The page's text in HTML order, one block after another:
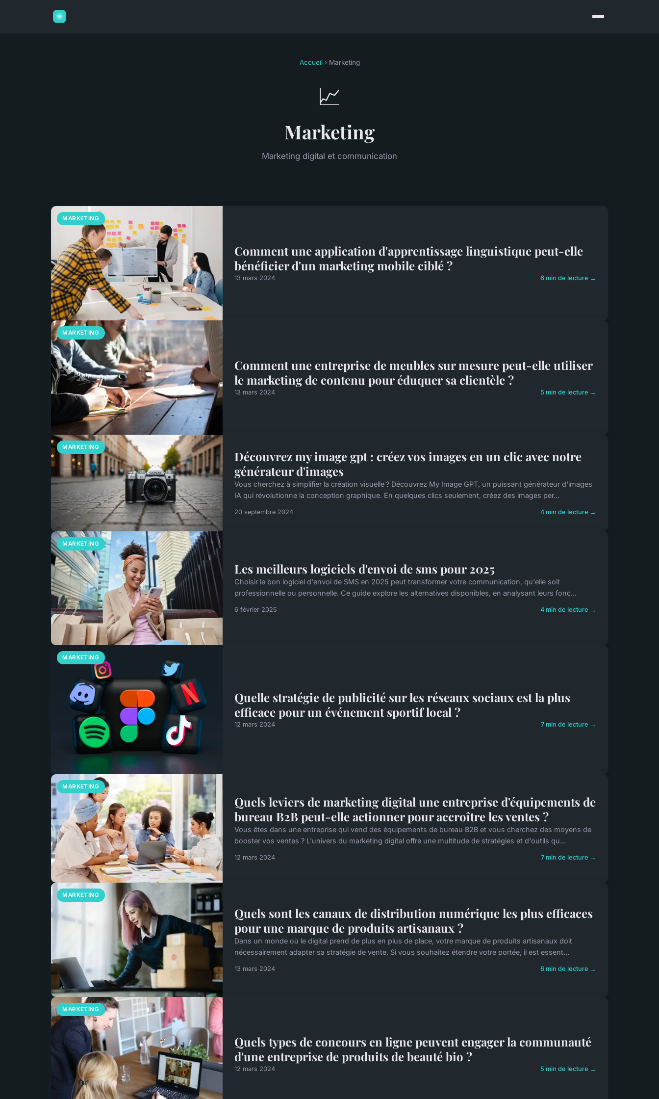
Accueil› Marketing
📈
Marketing
Marketing digital et communication
MARKETING
Comment une application d'apprentissage linguistique peut-elle
bénéficier d'un marketing mobile ciblé ?
13 mars 2024 6 min de lecture →
MARKETING
Comment une entreprise de meubles sur mesure peut-elle utiliser
le marketing de contenu pour éduquer sa clientèle ?
13 mars 2024 5 min de lecture →
MARKETING
Découvrez my image gpt : créez vos images en un clic avec notre
générateur d'images
Vous cherchez à simplifier la création visuelle ? Découvrez My Image GPT, un puissant générateur d'images
IA qui révolutionne la conception graphique. En quelques clics seulement, créez des images per...
20 septembre 2024 4 min de lecture →
MARKETING
Les meilleurs logiciels d'envoi de sms pour 2025
Choisir le bon logiciel d'envoi de SMS en 2025 peut transformer votre communication, qu'elle soit
professionnelle ou personnelle. Ce guide explore les alternatives disponibles, en analysant leurs fonc...
6 février 2025 4 min de lecture →
MARKETING
Quelle stratégie de publicité sur les réseaux sociaux est la plus
efficace pour un événement sportif local ?
12 mars 2024 7 min de lecture →
MARKETING
Quels leviers de marketing digital une entreprise d'équipements de
bureau B2B peut-elle actionner pour accroître les ventes ?
Vous êtes dans une entreprise qui vend des équipements de bureau B2B et vous cherchez des moyens de
booster vos ventes ? L'univers du marketing digital offre une multitude de stratégies et d'outils qu...
12 mars 2024 7 min de lecture →
MARKETING
Quels sont les canaux de distribution numérique les plus efficaces
pour une marque de produits artisanaux ?
Dans un monde où le digital prend de plus en plus de place, votre marque de produits artisanaux doit
nécessairement adapter sa stratégie de vente. Si vous souhaitez étendre votre portée, il est essent...
13 mars 2024 6 min de lecture →
MARKETING
Quels types de concours en ligne peuvent engager la communauté
d'une entreprise de produits de beauté bio ?
12 mars 2024 5 min de lecture →